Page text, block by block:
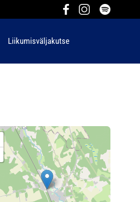
Liikumisväljakutse